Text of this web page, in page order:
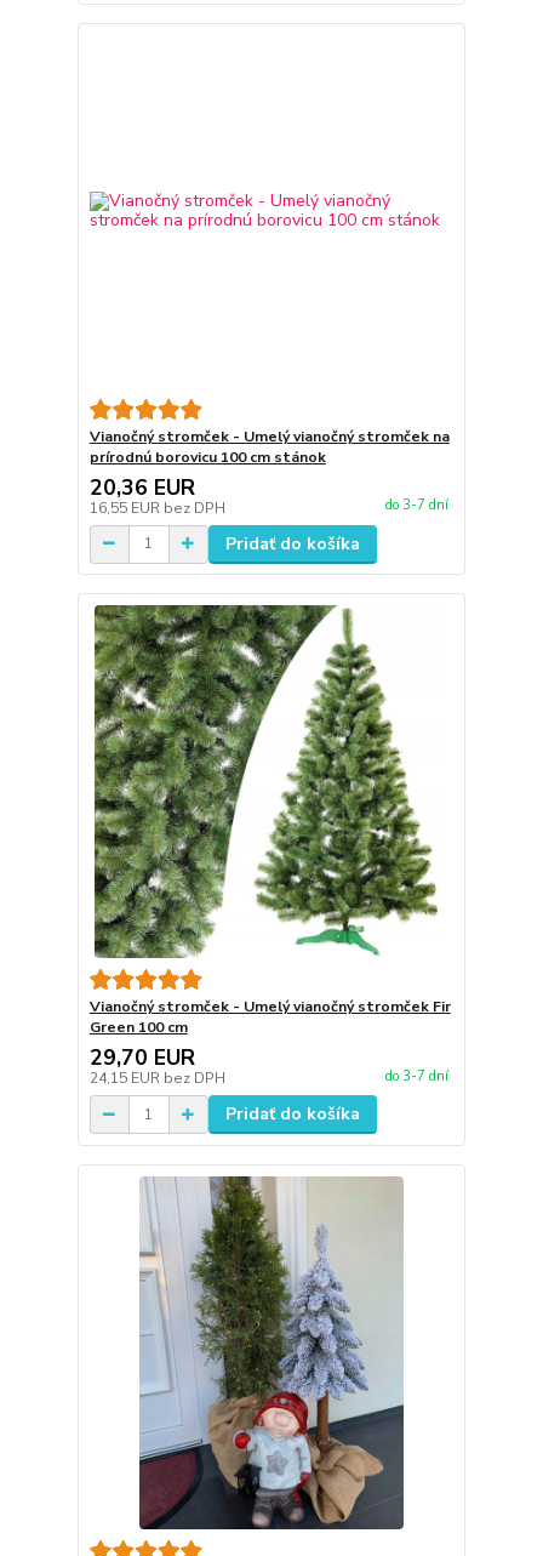
Vianočný stromček - Umelý vianočný stromček na
prírodnú borovicu 100 cm stánok
20,36 EUR
16,55 EUR bez DPH do 3-7 dní
Pridať do košíka
Vianočný stromček - Umelý vianočný stromček Fir
Green 100 cm
29,70 EUR
24,15 EUR bez DPH do 3-7 dní
Pridať do košíka